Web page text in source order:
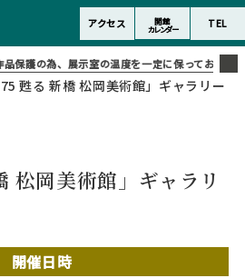
アクセス 開館
カレンダー TEL
保護の為、展示室の温度を一定に保っておりま
甦る 新橋 松岡美術館」ギャラリー
松岡美術館」ギャラリ
開催日時